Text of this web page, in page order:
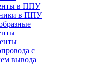
в ППУ
в ППУ
с
вывода